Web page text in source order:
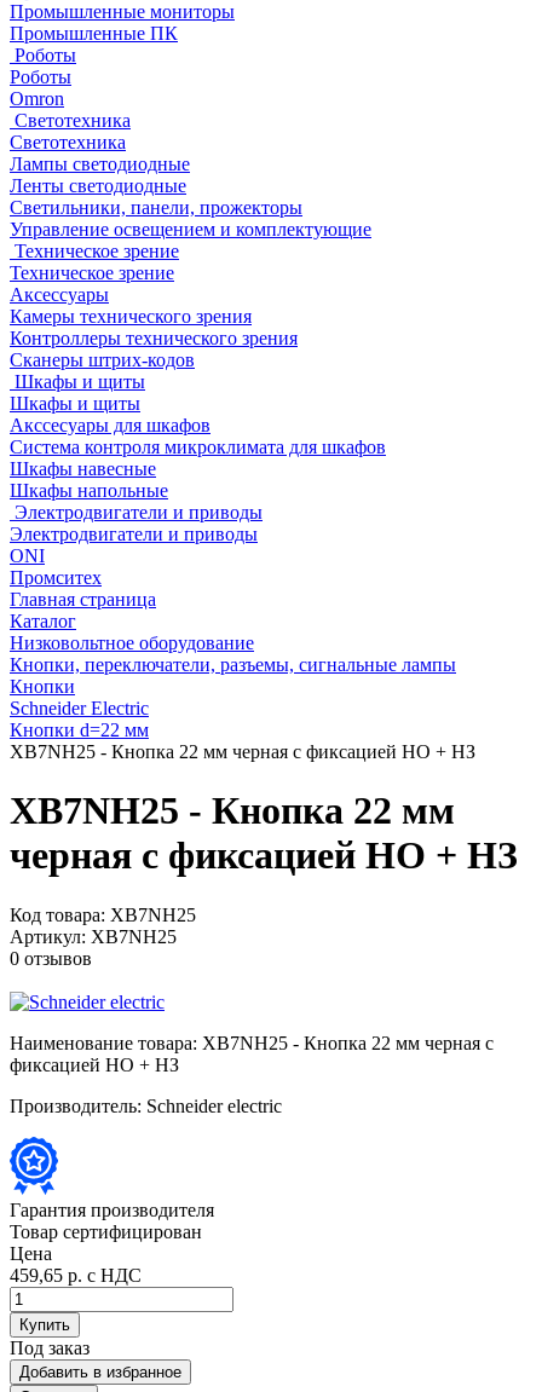
Промышленные мониторы
Промышленные ПК
Роботы
Роботы
Omron
Светотехника
Светотехника
Лампы светодиодные
Ленты светодиодные
Светильники, панели, прожекторы
Управление освещением и комплектующие
Техническое зрение
Техническое зрение
Аксессуары
Камеры технического зрения
Контроллеры технического зрения
Сканеры штрих-кодов
Шкафы и щиты
Шкафы и щиты
Акссесуары для шкафов
Система контроля микроклимата для шкафов
Шкафы навесные
Шкафы напольные
Электродвигатели и приводы
Электродвигатели и приводы
ONI
Промситех
Главная страница
Каталог
Низковольтное оборудование
Кнопки, переключатели, разъемы, сигнальные лампы
Кнопки
Schneider Electric
Кнопки d=22 мм
XB7NH25 - Кнопка 22 мм черная с фиксацией НО + НЗ
XB7NH25 - Кнопка 22 мм
черная с фиксацией НО + НЗ
Код товара: XB7NH25
Артикул: XB7NH25
0 отзывов
Наименование товара: XB7NH25 - Кнопка 22 мм черная с
фиксацией НО + НЗ
Производитель: Schneider electric
Гарантия производителя
Товар сертифицирован
Цена
459,65 р. с НДС
Купить
Под заказ
Добавить в избранное